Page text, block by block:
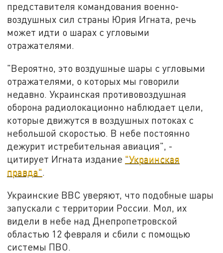
представителя командования военно-
воздушных сил страны Юрия Игната, речь
может идти о шарах с угловыми
отражателями.
"Вероятно, это воздушные шары с угловыми
отражателями, о которых мы говорили
недавно. Украинская противовоздушная
оборона радиолокационно наблюдает цели,
которые движутся в воздушных потоках с
небольшой скоростью. В небе постоянно
дежурит истребительная авиация", -
цитирует Игната издание "Украинская
правда".
Украинские ВВС уверяют, что подобные шары
запускали с территории России. Мол, их
видели в небе над Днепропетровской
областью 12 февраля и сбили с помощью
системы ПВО.